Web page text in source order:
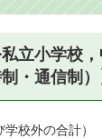
立小学校
・通信制）
校外の合計）